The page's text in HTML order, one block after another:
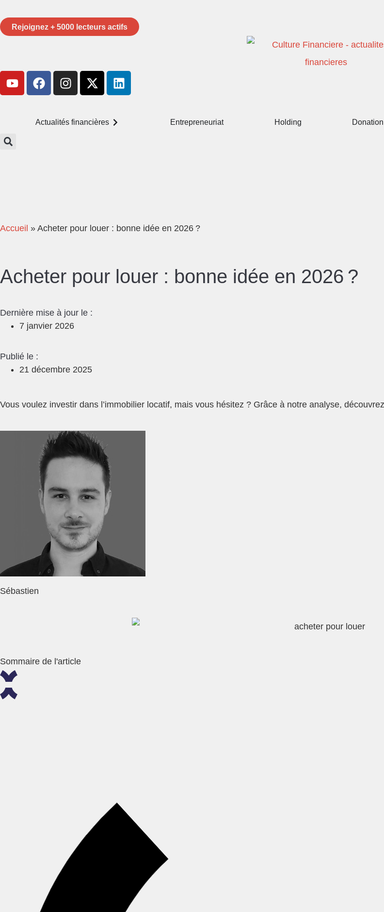
Rejoignez + 5000 lecteurs actifs
Actualités financières Entrepreneuriat Holding Donation
Accueil » Acheter pour louer : bonne idée en 2026 ?
Acheter pour louer : bonne idée en 2026 ?
Dernière mise à jour le :
7 janvier 2026
Publié le :
21 décembre 2025
Vous voulez investir dans l’immobilier locatif, mais vous hésitez ? Grâce à notre analyse,
Sébastien
Sommaire de l'article